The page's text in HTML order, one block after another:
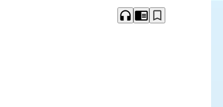
headphones chrome_reader_mode bookmark_border